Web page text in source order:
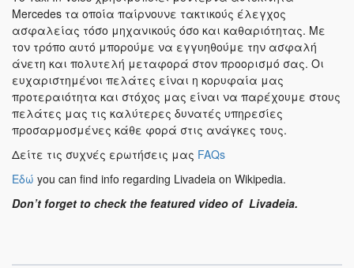
Mercedes τα οποία παίρνουνε τακτικούς έλεγχος
ασφαλείας τόσο μηχανικούς όσο και καθαριότητας. Με
τον τρόπο αυτό μπορούμε να εγγυηθούμε την ασφαλή
άνετη και πολυτελή μεταφορά στον προορισμό σας. Οι
ευχαριστημένοι πελάτες είναι η κορυφαία μας
προτεραιότητα και στόχος μας είναι να παρέχουμε στους
πελάτες μας τις καλύτερες δυνατές υπηρεσίες
προσαρμοσμένες κάθε φορά στις ανάγκες τους.
Δείτε τις συχνές ερωτήσεις μας FAQs
Εδώ you can find info regarding Livadeia on Wikipedia.
Don’t forget to check the featured video of Livadeia.